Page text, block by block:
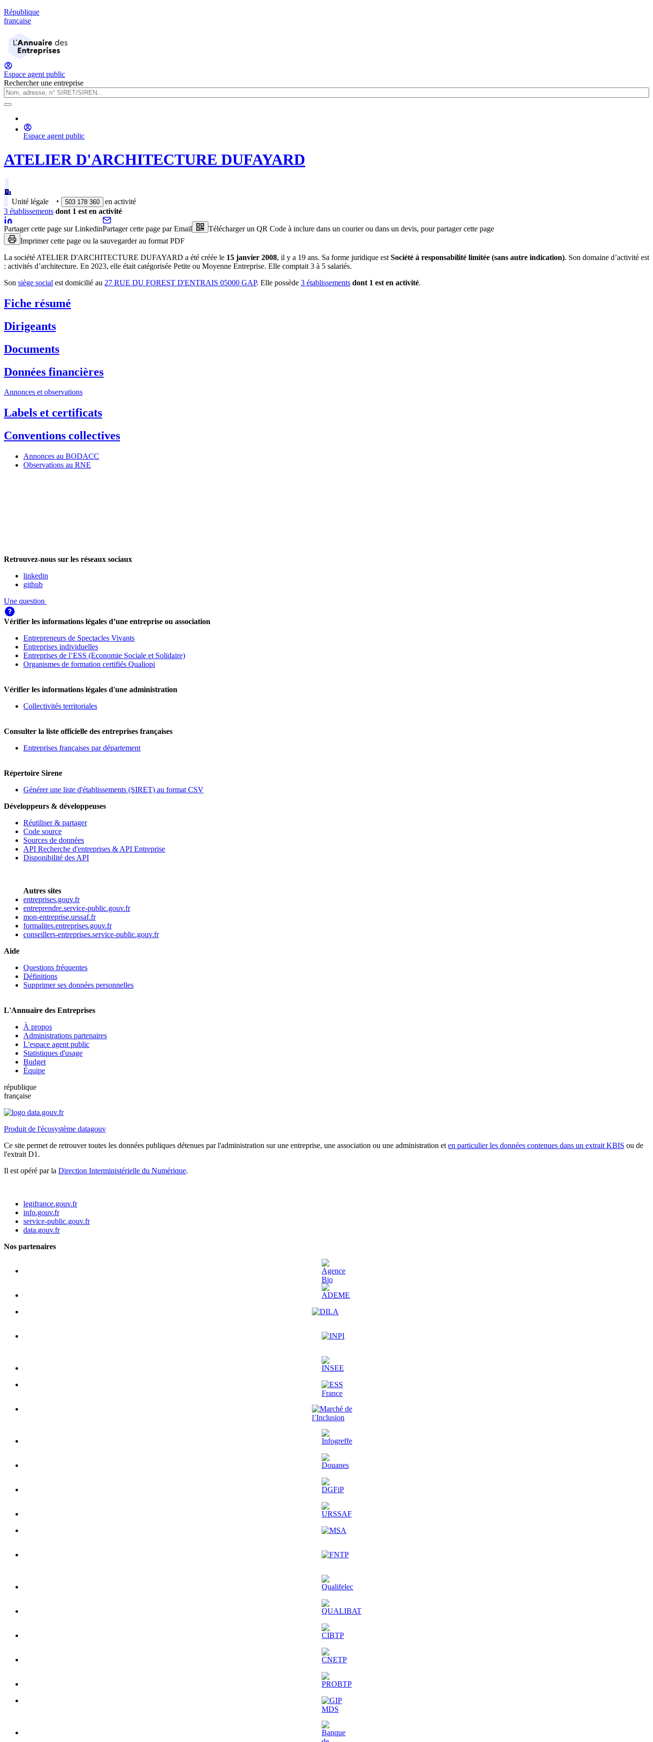
République
française
Espace agent public
Rechercher une entreprise
Espace agent public
ATELIER D'ARCHITECTURE DUFAYARD
Unité légale ‣ 503 178 360
en activité
3 établissements dont 1 est en activité
Partager cette page sur LinkedinPartager cette page par Email
Télécharger un QR Code à inclure dans un courier ou dans un devis, pour partager cette page
Imprimer cette page ou la sauvegarder au format PDF
La société ATELIER D'ARCHITECTURE DUFAYARD a été créée le 15 janvier 2008, il y a 19 ans. Sa forme juridique est Société à responsabilité limitée (sans autre indication). Son domaine d’activité est
: activités d’architecture. En 2023, elle était catégorisée Petite ou Moyenne Entreprise. Elle comptait 3 à 5 salariés.
Son siège social est domicilié au 27 RUE DU FOREST D'ENTRAIS 05000 GAP. Elle possède 3 établissements dont 1 est en activité.
Fiche résumé
Dirigeants
Documents
Données financières
Annonces et observations
Labels et certificats
Conventions collectives
Annonces au BODACC
Observations au RNE
Retrouvez-nous sur les réseaux sociaux
linkedin
github
Une question
Vérifier les informations légales d’une entreprise ou association
Entrepreneurs de Spectacles Vivants
Entreprises individuelles
Entreprises de l’ESS (Economie Sociale et Solidaire)
Organismes de formation certifiés Qualiopi
Vérifier les informations légales d'une administration
Collectivités territoriales
Consulter la liste officielle des entreprises françaises
Entreprises françaises par département
Répertoire Sirene
Générer une liste d'établissements (SIRET) au format CSV
Développeurs & développeuses
Réutiliser & partager
Code source
Sources de données
API Recherche d'entreprises & API Entreprise
Disponibilité des API
Autres sites
entreprises.gouv.fr
entreprendre.service-public.gouv.fr
mon-entreprise.urssaf.fr
formalites.entreprises.gouv.fr
conseillers-entreprises.service-public.gouv.fr
Aide
Questions fréquentes
Définitions
Supprimer ses données personnelles
L'Annuaire des Entreprises
À propos
Administrations partenaires
L'espace agent public
Statistiques d'usage
Budget
Équipe
république
française
Produit de l'écosystème datagouv
Ce site permet de retrouver toutes les données publiques détenues par l'administration sur une entreprise, une association ou une administration et en particulier les données contenues dans un extrait KBIS ou de
l'extrait D1.
Il est opéré par la Direction Interministérielle du Numérique.
legifrance.gouv.fr
info.gouv.fr
service-public.gouv.fr
data.gouv.fr
Nos partenaires